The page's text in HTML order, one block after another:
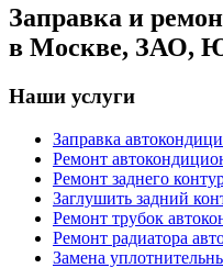
Заправка и
в Москве, ЗАО,
Наши услуги
Заправка
Ремонт
Ремонт заднего
Заглушить задний
Ремонт трубок
Ремонт радиатора
Замена